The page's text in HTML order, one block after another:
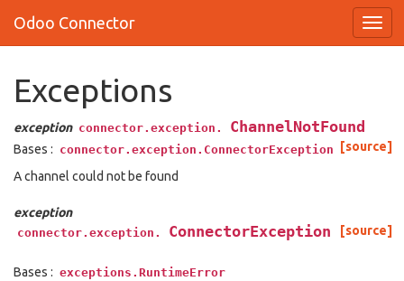
Odoo Connector
Exceptions
exception connector.exception. ChannelNotFound
[source]
Bases : connector.exception.ConnectorException
A channel could not be found
exception
connector.exception. ConnectorException [source]
Bases : exceptions.RuntimeError